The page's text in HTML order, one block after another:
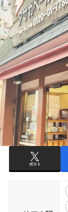
ポスト